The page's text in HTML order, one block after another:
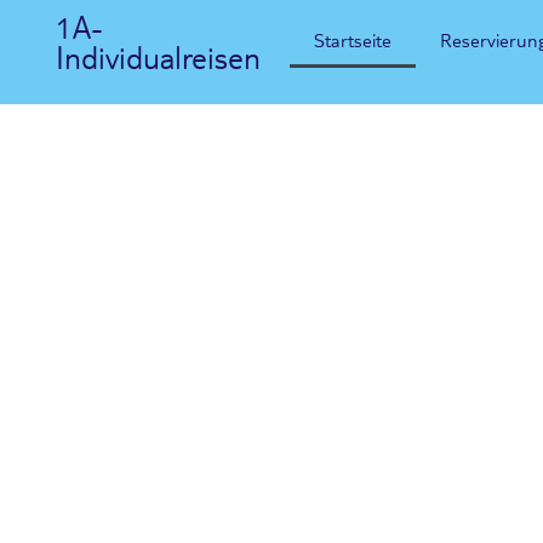
1A-
Individualreisen Startseite